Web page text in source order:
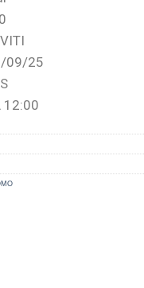
09/25
12:00